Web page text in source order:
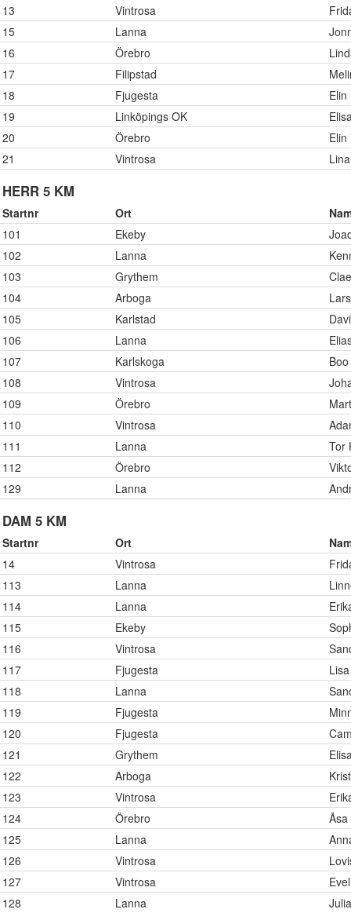
13
Vintrosa
15
Lanna
16
Örebro
17
Filipstad
18
Fjugesta
Elin
19
Linköpings OK
20
Örebro
Elin
21
Vintrosa
HERR 5 KM
Startnr Ort
101
Ekeby
102
Lanna
103
Grythem
104
Arboga
105
Karlstad
106
Lanna
107
Karlskoga
108
Vintrosa
109
Örebro
110
Vintrosa
111
Lanna
Tor
112
Örebro
129
Lanna
DAM 5 KM
Startnr Ort
14
Vintrosa
113
Lanna
114
Lanna
115
Ekeby
116
Vintrosa
117
Fjugesta
118
Lanna
119
Fjugesta
120
Fjugesta
121
Grythem
122
Arboga
123
Vintrosa
124
Örebro
Åsa
125
Lanna
126
Vintrosa
127
Vintrosa
128
Lanna